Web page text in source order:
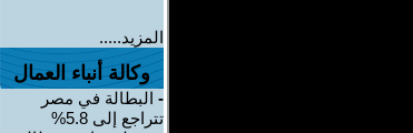
المزيد.....
وكالة أنباء العمال
- البطالة في مصر
تتراجع إلى 5.8%